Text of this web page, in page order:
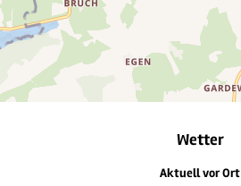
Wetter
Aktuell vor Ort